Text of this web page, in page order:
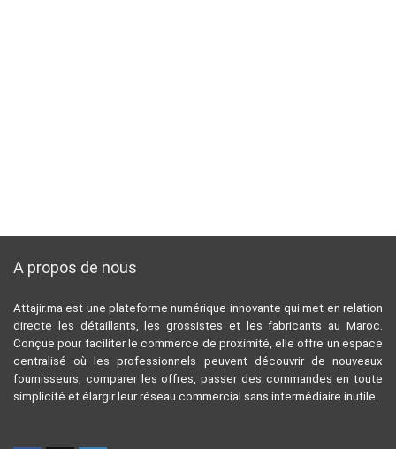
A propos de nous
Attajir.ma est une plateforme numérique innovante qui met en relation
directe les détaillants, les grossistes et les fabricants au Maroc.
Conçue pour faciliter le commerce de proximité, elle offre un espace
centralisé où les professionnels peuvent découvrir de nouveaux
fournisseurs, comparer les offres, passer des commandes en toute
simplicité et élargir leur réseau commercial sans intermédiaire inutile.